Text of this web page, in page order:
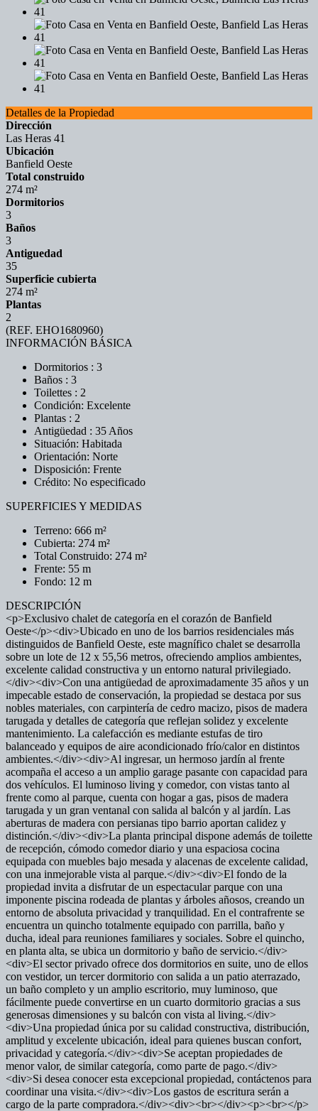
Detalles de la Propiedad
Dirección
Las Heras 41
Ubicación
Banfield Oeste
Total construido
274 m²
Dormitorios
3
Baños
3
Antiguedad
35
Superficie cubierta
274 m²
Plantas
2
(REF. EHO1680960)
INFORMACIÓN BÁSICA
Dormitorios : 3
Baños : 3
Toilettes : 2
Condición: Excelente
Plantas : 2
Antigüedad : 35 Años
Situación: Habitada
Orientación: Norte
Disposición: Frente
Crédito: No especificado
SUPERFICIES Y MEDIDAS
Terreno: 666 m²
Cubierta: 274 m²
Total Construido: 274 m²
Frente: 55 m
Fondo: 12 m
DESCRIPCIÓN
<p>Exclusivo chalet de categoría en el corazón de Banfield
Oeste</p><div>Ubicado en uno de los barrios residenciales más
distinguidos de Banfield Oeste, este magnífico chalet se desarrolla
sobre un lote de 12 x 55,56 metros, ofreciendo amplios ambientes,
excelente calidad constructiva y un entorno natural privilegiado.
</div><div>Con una antigüedad de aproximadamente 35 años y un
impecable estado de conservación, la propiedad se destaca por sus
nobles materiales, con carpintería de cedro macizo, pisos de madera
tarugada y detalles de categoría que reflejan solidez y excelente
mantenimiento. La calefacción es mediante estufas de tiro
balanceado y equipos de aire acondicionado frío/calor en distintos
ambientes.</div><div>Al ingresar, un hermoso jardín al frente
acompaña el acceso a un amplio garage pasante con capacidad para
dos vehículos. El luminoso living y comedor, con vistas tanto al
frente como al parque, cuenta con hogar a gas, pisos de madera
tarugada y un gran ventanal con salida al balcón y al jardín. Las
aberturas de madera con persianas tipo barrio aportan calidez y
distinción.</div><div>La planta principal dispone además de toilette
de recepción, cómodo comedor diario y una espaciosa cocina
equipada con muebles bajo mesada y alacenas de excelente calidad,
con una inmejorable vista al parque.</div><div>El fondo de la
propiedad invita a disfrutar de un espectacular parque con una
imponente piscina rodeada de plantas y árboles añosos, creando un
entorno de absoluta privacidad y tranquilidad. En el contrafrente se
encuentra un quincho totalmente equipado con parrilla, baño y
ducha, ideal para reuniones familiares y sociales. Sobre el quincho,
en planta alta, se ubica un dormitorio y baño de servicio.</div>
<div>El sector privado ofrece dos dormitorios en suite, uno de ellos
con vestidor, un tercer dormitorio con salida a un patio aterrazado,
un baño completo y un amplio escritorio, muy luminoso, que
fácilmente puede convertirse en un cuarto dormitorio gracias a sus
generosas dimensiones y su balcón con vista al living.</div>
<div>Una propiedad única por su calidad constructiva, distribución,
amplitud y excelente ubicación, ideal para quienes buscan confort,
privacidad y categoría.</div><div>Se aceptan propiedades de
menor valor, de similar categoría, como parte de pago.</div>
<div>Si desea conocer esta excepcional propiedad, contáctenos para
coordinar una visita.</div><div>Los gastos de escritura serán a
cargo de la parte compradora.</div><div><br></div><p><br></p>